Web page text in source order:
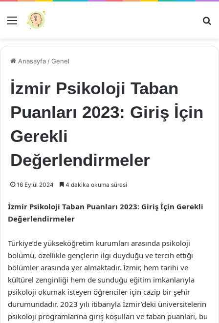
Menü
Anasayfa /Genel
İzmir Psikoloji Taban
Puanları 2023: Giriş İçin
Gerekli
Değerlendirmeler
16 Eylül 2024 4 dakika okuma süresi
İzmir Psikoloji Taban Puanları 2023: Giriş İçin Gerekli
Değerlendirmeler
Türkiye’de yükseköğretim kurumları arasında psikoloji
bölümü, özellikle gençlerin ilgi duyduğu ve tercih ettiği
bölümler arasında yer almaktadır. İzmir, hem tarihi ve
kültürel zenginliği hem de sunduğu eğitim imkanlarıyla
psikoloji okumak isteyen öğrenciler için cazip bir şehir
durumundadır. 2023 yılı itibarıyla İzmir’deki üniversitelerin
psikoloji programlarına giriş koşulları ve taban puanları, bu